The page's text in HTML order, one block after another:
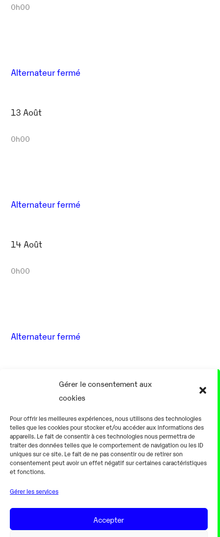
Gérer le consentement aux
cookies
Pour offrir les meilleures expériences, nous utilisons des technologies
telles que les cookies pour stocker et/ou accéder aux informations des
appareils. Le fait de consentir à ces technologies nous permettra de
traiter des données telles que le comportement de navigation ou les ID
uniques sur ce site. Le fait de ne pas consentir ou de retirer son
consentement peut avoir un effet négatif sur certaines caractéristiques
et fonctions.
Gérer les services
Accepter
0h00
Alternateur fermé
13 Août
0h00
Alternateur fermé
14 Août
0h00
Alternateur fermé
Alternateur fermé
18 Août